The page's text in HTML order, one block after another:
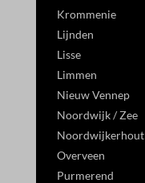
Krommenie
Lijnden
Lisse
Limmen
Nieuw Vennep
Noordwijk / Zee
Noordwijkerhout
Overveen
Purmerend